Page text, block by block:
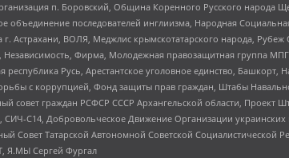
п. Боровский, Община Коренного Русского народа
последователей инглиизма, Народная
ВОЛЯ, Меджлис крымскотатарского народа, Рубеж
Фирма, Молодежная правозащитная группа
республика Русь, Арестантское уголовное единство,
с коррупцией, Фонд защиты прав граждан, Штабы
совет граждан РСФСР СССР Архангельской области, Проект
С14, Добровольческое Движение Организации
Татарской Автономной Советской Социалистической
Я.МЫ Сергей Фургал